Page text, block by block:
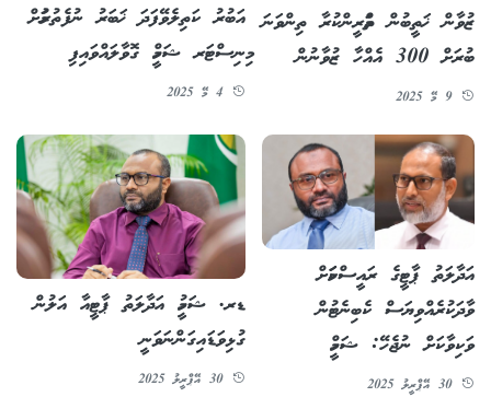
ޒުވާން ޚަތީބުން ތަމްރީންކުރާ ތިންވަނަ
ބުރަށް 300 އެއްހާ ޒުވާނުން
9 މޭ 2025
އަބުރު ކަތިލެވޭފަދަ ޚަބަރު ނުފެތުރުމަށް
މިނިސްޓަރ ޝަހީމް ގޮވާލައްވައިފި
4 މޭ 2025
އަދާލަތު ޕާޓީގެ ރައީސްކަމަށް
ވާދަކުރެއްވިޔަސް ކެބިނެޓުން
ވަކިވާކަށް ނުޖެހޭ: ޝަހީމް
30 އޭޕްރީލު 2025
ޑރ. ޝަހީމު އަދާލަތު ޕާޓީއާ އަލުން
ގުޅިވަޑައިގަންނަވަނީ
30 އޭޕްރީލު 2025